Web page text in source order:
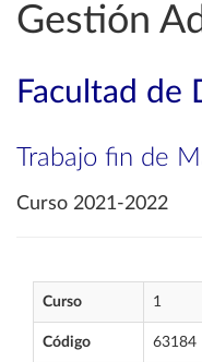
Gestión
Facultad de
Trabajo fin de
Curso 2021-2022
Curso 1
Código 63184